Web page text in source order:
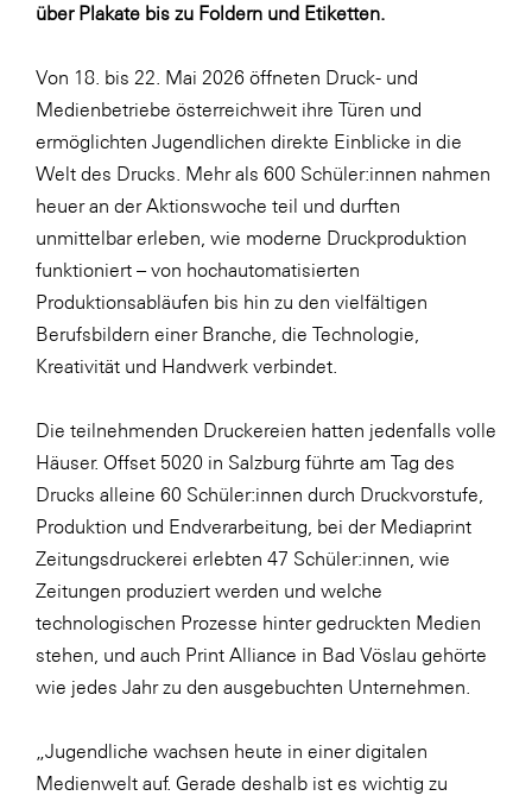
ikp
JELD-WEN DANA
kosaplaner
LAT Nitrogen
Libro
Lidl Österreich
Die Menü-Manufaktur
MTH Retail Group
OptimaMed
PAGRO
PHH Rechtsanwält:innen
Primark
Salesforce
sebamed
SeneCura
SERVICE&MORE
SKINUANCE®
über Plakate bis zu Foldern und Etiketten.
Von 18. bis 22. Mai 2026 öffneten Druck- und
Medienbetriebe österreichweit ihre Türen und
ermöglichten Jugendlichen direkte Einblicke in die
Welt des Drucks. Mehr als 600 Schüler:innen nahmen
heuer an der Aktionswoche teil und durften
unmittelbar erleben, wie moderne Druckproduktion
funktioniert – von hochautomatisierten
Produktionsabläufen bis hin zu den vielfältigen
Berufsbildern einer Branche, die Technologie,
Kreativität und Handwerk verbindet.
Die teilnehmenden Druckereien hatten jedenfalls volle
Häuser. Offset 5020 in Salzburg führte am Tag des
Drucks alleine 60 Schüler:innen durch Druckvorstufe,
Produktion und Endverarbeitung, bei der Mediaprint
Zeitungsdruckerei erlebten 47 Schüler:innen, wie
Zeitungen produziert werden und welche
technologischen Prozesse hinter gedruckten Medien
stehen, und auch Print Alliance in Bad Vöslau gehörte
wie jedes Jahr zu den ausgebuchten Unternehmen.
„Jugendliche wachsen heute in einer digitalen
Medienwelt auf. Gerade deshalb ist es wichtig zu